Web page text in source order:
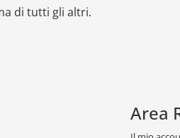
di tutti gli altri.
Area